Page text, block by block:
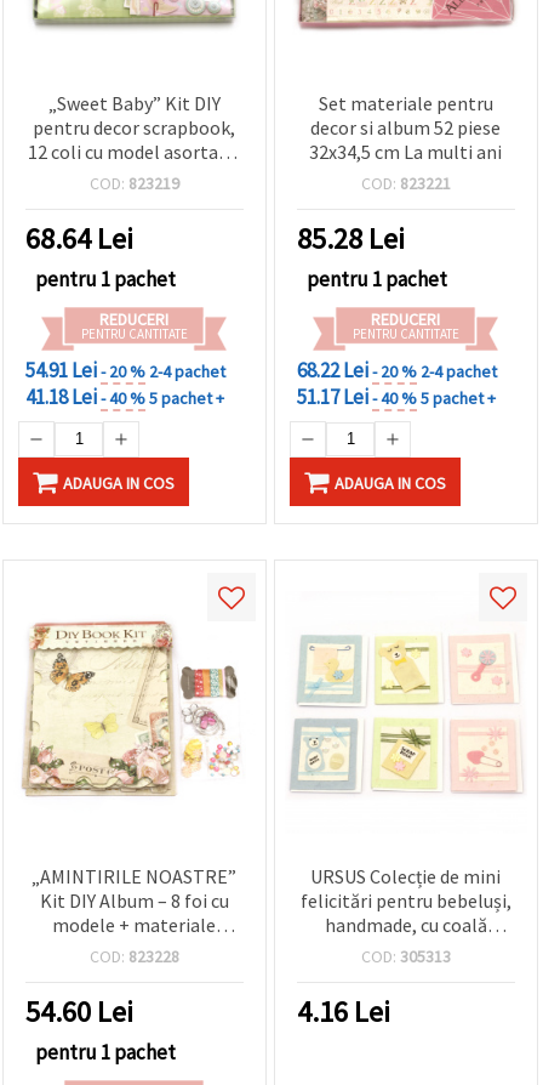
„Sweet Baby” Kit DIY
pentru decor scrapbook,
12 coli cu model asortate,
22,5 x 26 cm, set
realizare albume &
scrapbooking
COD: 823219
68.64Lei
pentru 1 pachet
REDUCERI
PENTRU CANTITATE
54.91 Lei- 20 % 2-4 pachet
41.18 Lei- 40 %5 pachet +
ADAUGA IN COS
Set materiale pentru
decor si album 52 piese
32x34,5 cm La multi ani
COD: 823221
85.28 Lei
pentru 1 pachet
REDUCERI
PENTRU CANTITATE
68.22 Lei- 20 % 2-4 pachet
51.17 Lei- 40 %5 pachet +
ADAUGA IN COS
„AMINTIRILE NOASTRE”
Kit DIY Album – 8 foi cu
modele + materiale
decorative asortate
albume foto, felicitări și
proiecte handmade
COD: 823228
54.60 Lei
pentru 1 pachet
URSUS Colecție de mini
felicitări pentru bebeluși,
handmade, cu coală
suplimentară și plic, 6
COD: 305313
4.16 Lei